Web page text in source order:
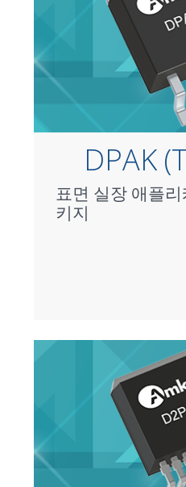
DPAK
표면 실장 애플
키지